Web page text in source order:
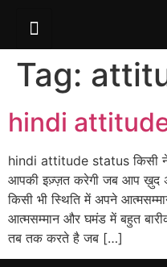
Tag:
hindi
hindi attitude status किसी ने
आपकी इज़्ज़त करेगी जब आप ख़ुद
किसी भी स्थिति में अपने
आत्मसम्मान और घमंड में बहुत
तब तक करते है जब […]